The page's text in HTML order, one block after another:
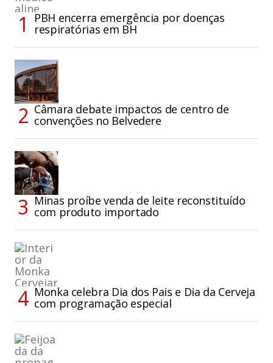
PBH encerra emergência por doenças
respiratórias em BH
Câmara debate impactos de centro de
convenções no Belvedere
Minas proíbe venda de leite reconstituído
com produto importado
Monka celebra Dia dos Pais e Dia da Cerveja
com programação especial